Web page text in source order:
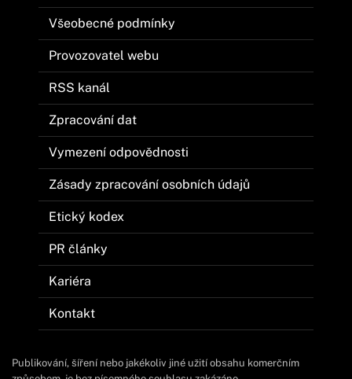
Všeobecné podmínky
Provozovatel webu
RSS kanál
Zpracování dat
Vymezení odpovědnosti
Zásady zpracování osobních údajů
Etický kodex
PR články
Kariéra
Kontakt
Publikování, šíření nebo jakékoliv jiné užití obsahu komerčním